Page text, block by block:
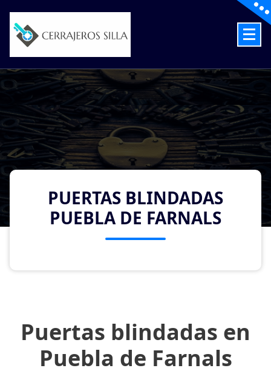
content
PUERTAS BLINDADAS
PUEBLA DE FARNALS
Puertas blindadas en
Puebla de Farnals